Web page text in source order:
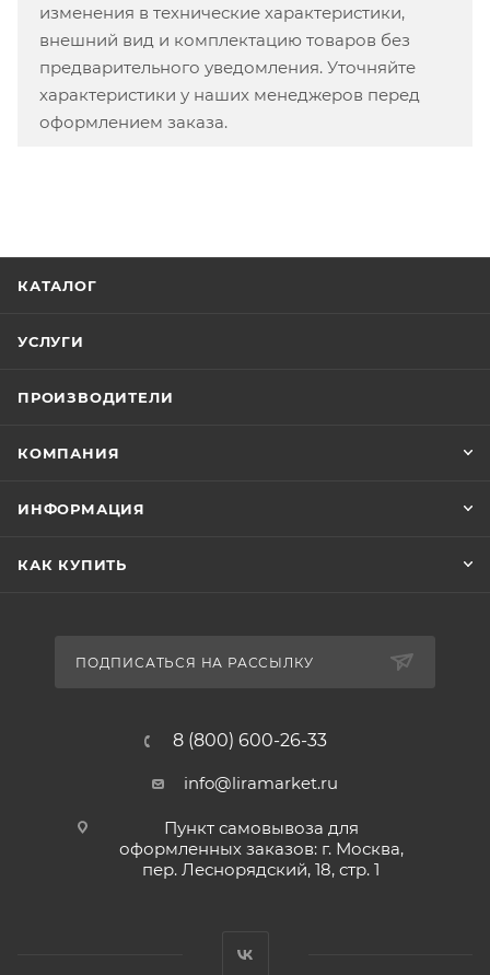
изменения в технические характеристики,
внешний вид и комплектацию товаров без
предварительного уведомления. Уточняйте
характеристики у наших менеджеров перед
оформлением заказа.
КАТАЛОГ
УСЛУГИ
ПРОИЗВОДИТЕЛИ
КОМПАНИЯ
ИНФОРМАЦИЯ
КАК КУПИТЬ
ПОДПИСАТЬСЯ НА РАССЫЛКУ
8 (800) 600-26-33
info@liramarket.ru
Пункт самовывоза для
оформленных заказов: г. Москва,
пер. Леснорядский, 18, стр. 1